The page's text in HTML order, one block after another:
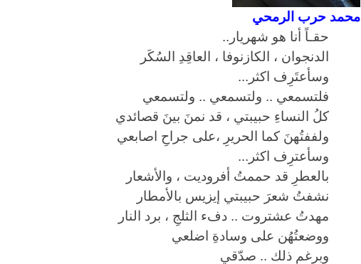
محمد حرب الرمحي
حقـاً أنا هو شهريار ..
الدنجوان ، الكازنوفا ، العاقِدِ السُكَر
وسأعتَرِف اكثر ...
فلتسمعي .. ولتسمعي .. ولتسمعي
كلُ النساءِ حبيبتي ، قد نمنَ بينَ قصائدي
ولففتُهنَ كما الحريرِ ،على جراحِ اصابعي
وسأعترِف اكثر ...
بالعطرِ قد حممتُ أفروديت ، والأشعار
نشفتُ شعرَ حبيبتي إيزيس بالأمطار
مهدتُ عشتروت .. دفء الثلجِ ، برد النار
ووضعتُهُن على وسادةِ اضلعي
وبرغمِ ذلك .. صدّقي